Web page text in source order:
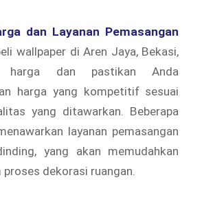
dan Layanan Pemasangan
wallpaper di Aren Jaya, Bekasi,
harga dan pastikan Anda
harga yang kompetitif sesuai
yang ditawarkan. Beberapa
layanan pemasangan
yang akan memudahkan
proses dekorasi ruangan.